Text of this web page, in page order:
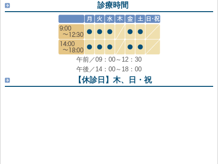
診療時間
午前／09：00～12：30
午後／14：00～18：00
【休診日】木、日・祝